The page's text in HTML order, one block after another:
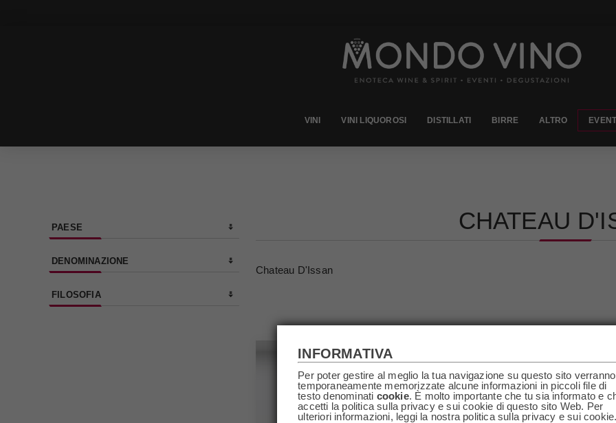
VINI VINI LIQUOROSI DISTILLATI BIRRE ALTRO
CHATEAU
Chateau D'Issan
PAESE
DENOMINAZIONE
FILOSOFIA
INFORMATIVA
Per poter gestire al meglio la tua navigazione su questo sito verranno
temporaneamente memorizzate alcune informazioni in piccoli file di
testo denominati cookie. È molto importante che tu sia informato e
accetti la politica sulla privacy e sui cookie di questo sito Web. Per
ulteriori informazioni, leggi la nostra politica sulla privacy e sui